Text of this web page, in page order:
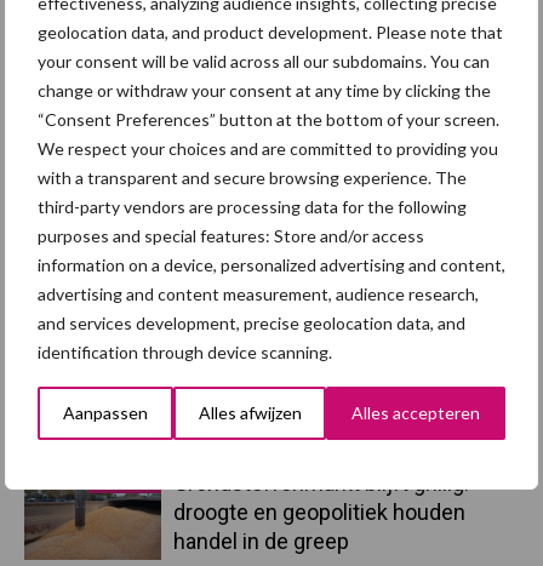
geolocation data, and product development. Please note that
your consent will be valid across all our subdomains. You can
change or withdraw your consent at any time by clicking the
“Consent Preferences” button at the bottom of your screen.
We respect your choices and are committed to providing you
with a transparent and secure browsing experience. The
third-party vendors are processing data for the following
purposes and special features: Store and/or access
information on a device, personalized advertising and content,
advertising and content measurement, audience research,
and services development, precise geolocation data, and
identification through device scanning.
Aanpassen Alles afwijzen Alles accepteren
Primaire
Sidebar
Recent nieuws Partner nieuws
7 aug
Britse varkenssector vreest
afzetcrisis in het najaar
droogte en geopolitiek houden
handel in de greep
Bietenpulp Biggenmelk
Toon meer